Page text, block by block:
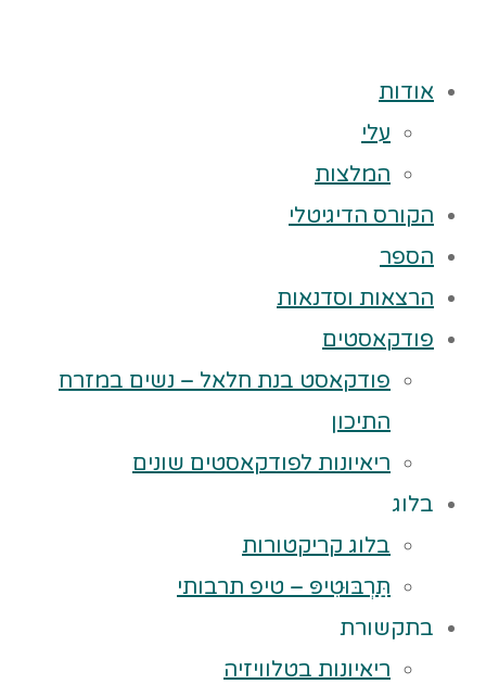
אודות
עלי
המלצות
הקורס הדיגיטלי
הספר
הרצאות וסדנאות
פודקאסטים
פודקאסט בנת חלאל – נשים במזרח
התיכון
ריאיונות לפודקאסטים שונים
בלוג
בלוג קריקטורות
תַּרְבּוּטִיפּ – טיפ תרבותי
בתקשורת
ריאיונות בטלוויזיה